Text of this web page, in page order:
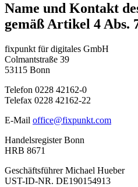
Name und Kontakt
gemäß Artikel 4 Abs.
fixpunkt für digitales GmbH
Colmantstraße 39
53115 Bonn
Telefon 0228 42162-0
Telefax 0228 42162-22
E-Mail office@fixpunkt.com
Handelsregister Bonn
HRB 8671
Geschäftsführer Michael Hueber
UST-ID-NR. DE190154913